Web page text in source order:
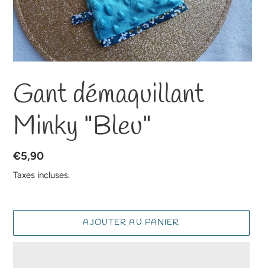
Gant démaquillant
Minky "Bleu"
Prix
normal
€5,90
Taxes incluses.
AJOUTER AU PANIER